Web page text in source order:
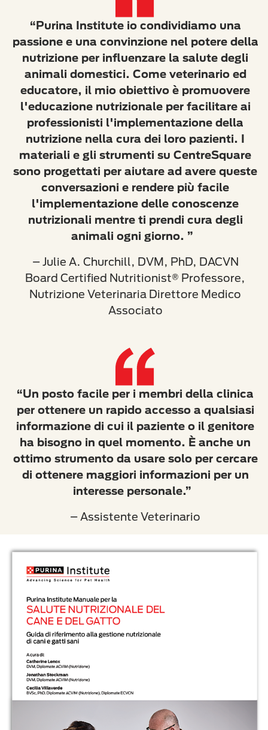
“Purina Institute io condividiamo una
passione e una convinzione nel potere della
nutrizione per influenzare la salute degli
animali domestici. Come veterinario ed
educatore, il mio obiettivo è promuovere
l'educazione nutrizionale per facilitare ai
professionisti l'implementazione della
nutrizione nella cura dei loro pazienti. I
materiali e gli strumenti su CentreSquare
sono progettati per aiutare ad avere queste
conversazioni e rendere più facile
l'implementazione delle conoscenze
nutrizionali mentre ti prendi cura degli
animali ogni giorno. ”
– Julie A. Churchill, DVM, PhD, DACVN
Board Certified Nutritionist® Professore,
Nutrizione Veterinaria Direttore Medico
Associato
“Un posto facile per i membri della clinica
per ottenere un rapido accesso a qualsiasi
informazione di cui il paziente o il genitore
ha bisogno in quel momento. È anche un
ottimo strumento da usare solo per cercare
di ottenere maggiori informazioni per un
interesse personale.”
– Assistente Veterinario